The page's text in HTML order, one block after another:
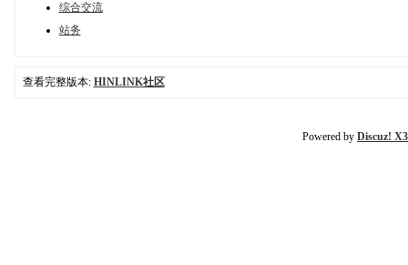
综合交流
站务
查看完整版本: HINLINK社区
Powered by Discuz!